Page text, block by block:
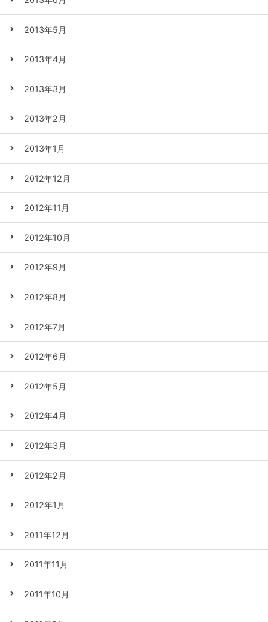
2013年5月
2013年4月
2013年3月
2013年2月
2013年1月
2012年12月
2012年11月
2012年10月
2012年9月
2012年8月
2012年7月
2012年6月
2012年5月
2012年4月
2012年3月
2012年2月
2012年1月
2011年12月
2011年11月
2011年10月